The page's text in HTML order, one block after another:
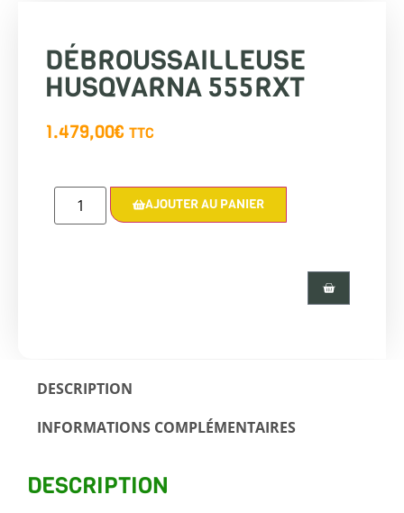
DÉBROUSSAILLEUSE
HUSQVARNA 555RXT
1.479,00€ TTC
AJOUTER AU PANIER
DESCRIPTION
INFORMATIONS COMPLÉMENTAIRES
DESCRIPTION